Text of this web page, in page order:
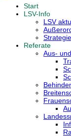
Start
LSV-Info
LSV
Referate
Aus-